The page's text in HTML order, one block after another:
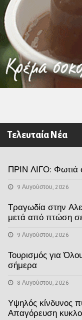
Τελευταία Νέα
ΠΡΙΝ ΛΙΓΟ: Φωτιά
9 Αυγούστου, 2026
Τραγωδία στην
μετά από πτώση
9 Αυγούστου, 2026
Τουρισμός για
σήμερα
8 Αυγούστου, 2026
Υψηλός κίνδυνος
Απαγόρευση